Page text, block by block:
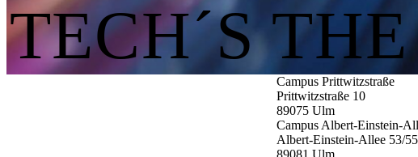
TECH´S
Campus Prittwitzstraße
Prittwitzstraße 10
89075 Ulm
Campus Albert-Einstein-
Albert-Einstein-Allee 53/​55
89081 Ulm